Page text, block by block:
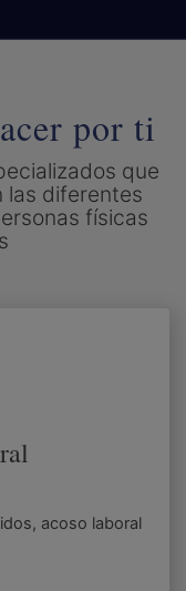
por ti
que
las diferentes
físicas
acoso laboral